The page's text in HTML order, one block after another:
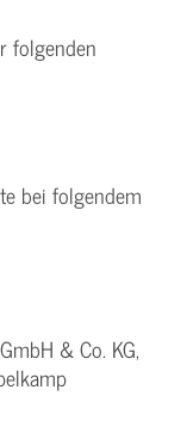
folgenden
bei folgendem
& Co. KG,